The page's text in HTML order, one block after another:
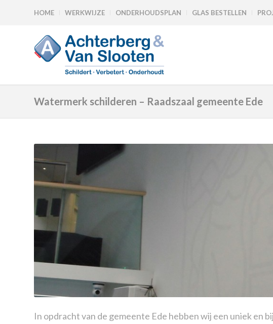
HOME WERKWIJZE ONDERHOUDSPLAN GLAS BESTELLEN
Watermerk schilderen – Raadszaal gemeente Ede
In opdracht van de gemeente Ede hebben wij een uniek en